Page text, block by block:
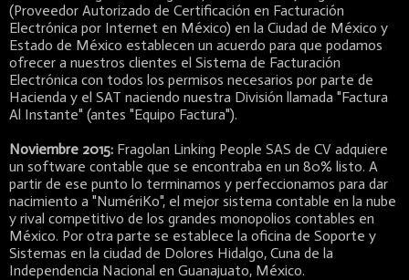
(Proveedor Autorizado de Certificación en Facturación
Electrónica por Internet en México) en la Ciudad de México y
Estado de México establecen un acuerdo para que podamos
ofrecer a nuestros clientes el Sistema de Facturación
Electrónica con todos los permisos necesarios por parte de
Hacienda y el SAT naciendo nuestra División llamada "Factura
Al Instante" (antes "Equipo Factura").
Noviembre 2015: Fragolan Linking People SAS de CV adquiere
un software contable que se encontraba en un 80% listo. A
partir de ese punto lo terminamos y perfeccionamos para dar
nacimiento a "NumériKo", el mejor sistema contable en la nube
y rival competitivo de los grandes monopolios contables en
México. Por otra parte se establece la oficina de Soporte y
Sistemas en la ciudad de Dolores Hidalgo, Cuna de la
Independencia Nacional en Guanajuato, México.